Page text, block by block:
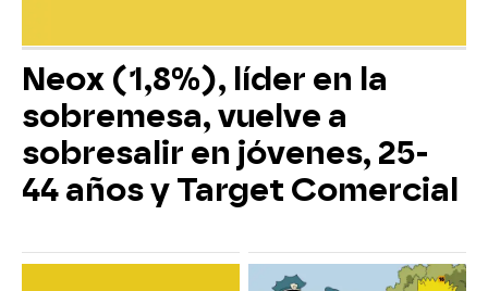
Neox (1,8%), líder en la
sobremesa, vuelve a
sobresalir en jóvenes, 25-
44 años y Target Comercial